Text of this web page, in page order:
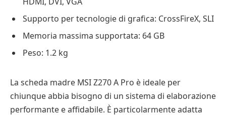
Supporto per tecnologie di grafica: CrossFireX, SLI
Memoria massima supportata: 64 GB
Peso: 1.2 kg
La scheda madre MSI Z270 A Pro è ideale per
chiunque abbia bisogno di un sistema di elaborazione
performante e affidabile. È particolarmente adatta